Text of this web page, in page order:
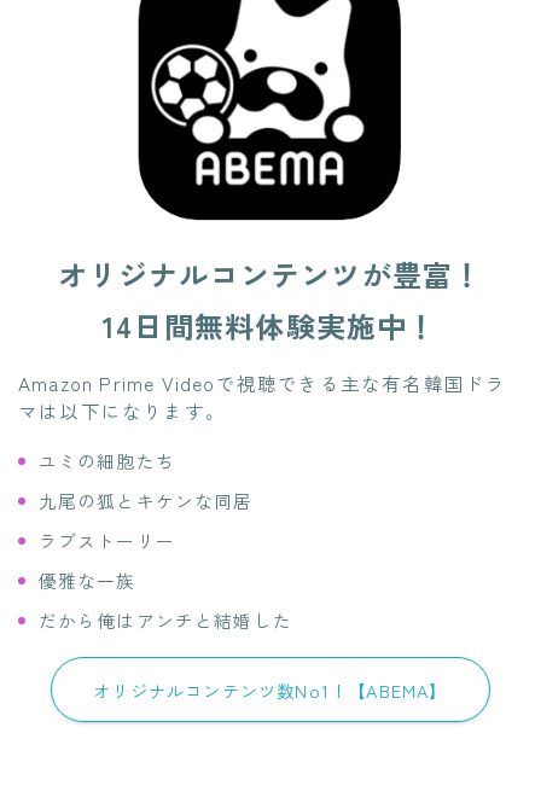
オリジナルコンテンツが豊富！
14日間無料体験実施中！
Amazon Prime Videoで視聴できる主な有名韓国ドラ
マは以下になります。
ユミの細胞たち
九尾の狐とキケンな同居
ラブストーリー
優雅な一族
だから俺はアンチと結婚した
オリジナルコンテンツ数No1！【ABEMA】